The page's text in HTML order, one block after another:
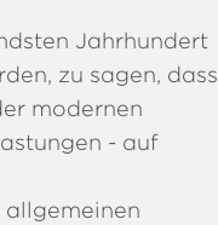
Jahrhundert
zu sagen, dass
modernen
- auf